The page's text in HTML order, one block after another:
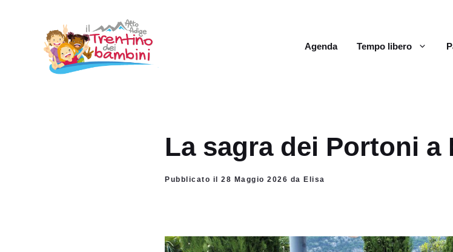
contenuto
Agenda Tempo libero
La sagra dei Portoni a
Pubblicato il 28 Maggio 2026 da Elisa